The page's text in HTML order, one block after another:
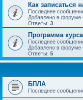
Как записаться
Последнее
Добавлено в форуме
Ответы: 3
Программа
Последнее
Добавлено в форуме
Ответы: 5
БПЛА
Последнее